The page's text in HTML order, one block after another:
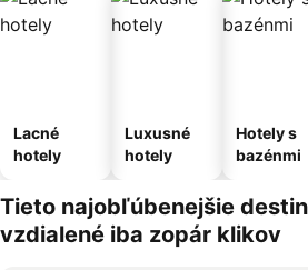
Lacné
hotely
Luxusné
hotely
Hotely s
bazénmi
Tieto najobľúbenejšie
vzdialené iba zopár klikov